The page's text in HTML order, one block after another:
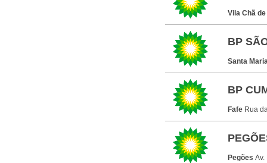
Vila Chã
BP
Santa
BP
Fafe Rua
Pegões Av.